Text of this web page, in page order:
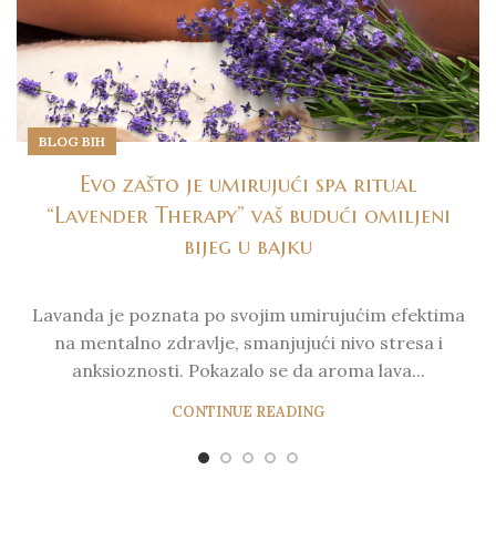
BLOG BIH
Evo zašto je umirujući spa ritual
“Lavender Therapy” vaš budući omiljeni
bijeg u bajku
Lavanda je poznata po svojim umirujućim efektima
na mentalno zdravlje, smanjujući nivo stresa i
anksioznosti. Pokazalo se da aroma lava...
CONTINUE READING